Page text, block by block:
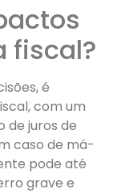
fiscal?
é
com um
de juros de
caso de má-
pode até
grave e